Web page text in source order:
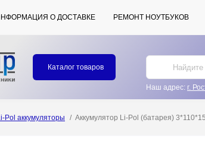
О ДОСТАВКЕ РЕМОНТ НОУТБУКОВ
Каталог товаров
Наш адрес: г.
Pol аккумуляторы Аккумулятор Li-Pol (батарея)